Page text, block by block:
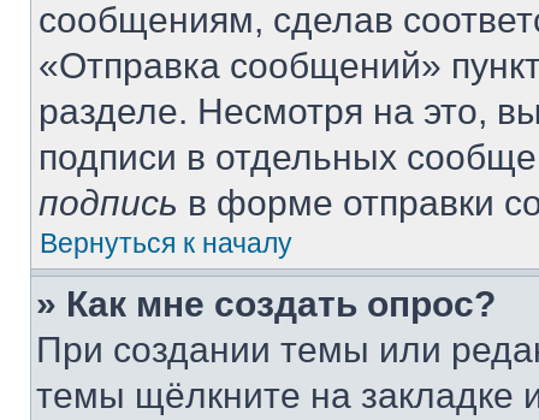
сообщениям, сделав
«Отправка сообщений»
разделе. Несмотря на это,
подписи в отдельных
подпись в форме отправки
Вернуться к началу
» Как мне создать опрос?
При создании темы или
темы щёлкните на